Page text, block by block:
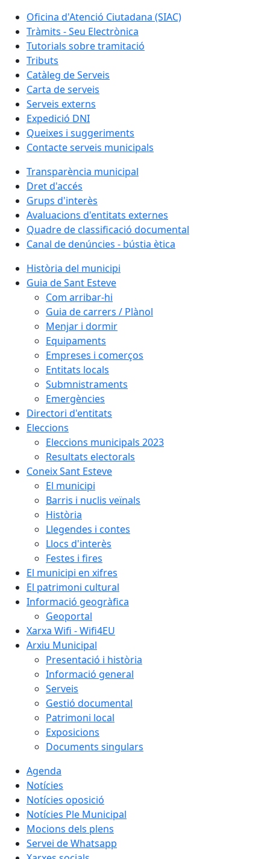
Oficina d'Atenció Ciutadana (SIAC)
Tràmits - Seu Electrònica
Tutorials sobre tramitació
Tributs
Catàleg de Serveis
Carta de serveis
Serveis externs
Expedició DNI
Queixes i suggeriments
Contacte serveis municipals
Transparència municipal
Dret d'accés
Grups d'interès
Avaluacions d'entitats externes
Quadre de classificació documental
Canal de denúncies - bústia ètica
Història del municipi
Guia de Sant Esteve
Com arribar-hi
Guia de carrers / Plànol
Menjar i dormir
Equipaments
Empreses i comerços
Entitats locals
Submnistraments
Emergències
Directori d'entitats
Eleccions
Eleccions municipals 2023
Resultats electorals
Coneix Sant Esteve
El municipi
Barris i nuclis veïnals
Història
Llegendes i contes
Llocs d'interès
Festes i fires
El municipi en xifres
El patrimoni cultural
Informació geogràfica
Geoportal
Xarxa Wifi - Wifi4EU
Arxiu Municipal
Presentació i història
Informació general
Serveis
Gestió documental
Patrimoni local
Exposicions
Documents singulars
Agenda
Notícies
Notícies oposició
Notícies Ple Municipal
Mocions dels plens
Servei de Whatsapp